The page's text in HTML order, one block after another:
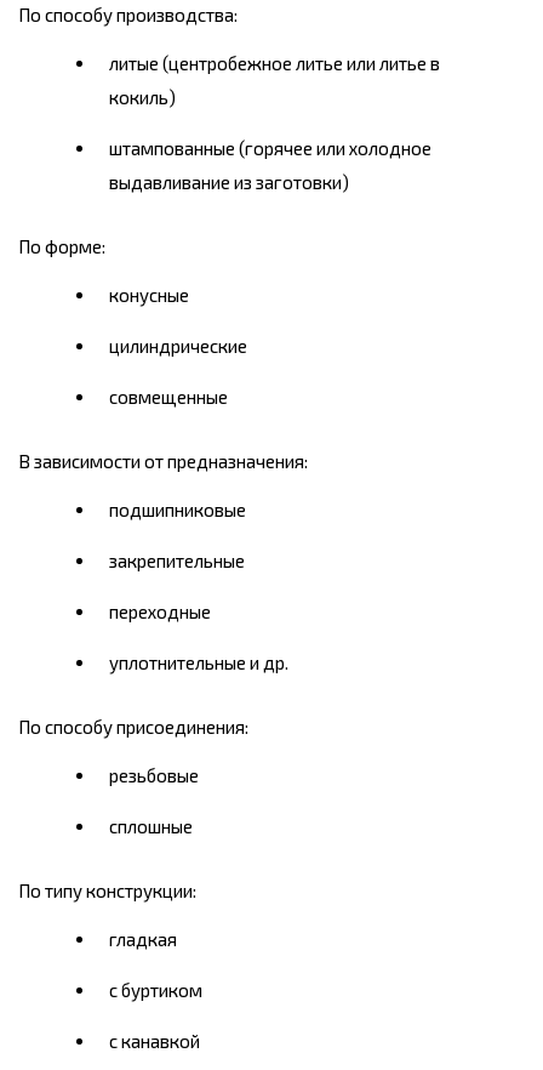
По способу производства:
литые (центробежное литье или литье в
кокиль)
штампованные (горячее или холодное
выдавливание из заготовки)
По форме:
конусные
цилиндрические
совмещенные
В зависимости от предназначения:
подшипниковые
закрепительные
переходные
уплотнительные и др.
По способу присоединения:
резьбовые
сплошные
По типу конструкции:
гладкая
с буртиком
с канавкой